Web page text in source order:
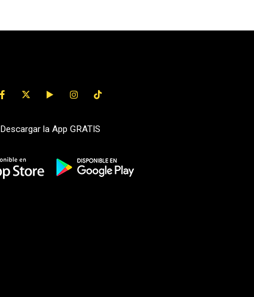
Descargar la App GRATIS